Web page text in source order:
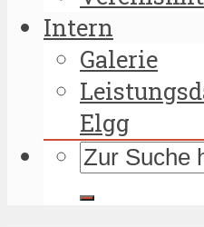
Intern
Galerie
Elgg